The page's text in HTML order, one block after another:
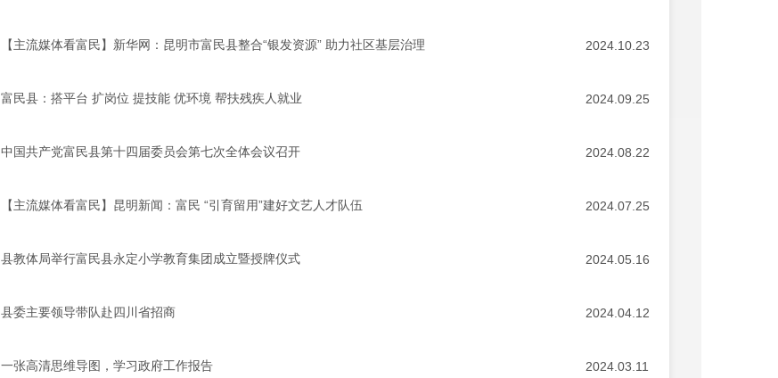
【主流媒体看富民】新华网：昆明市富民县整合“银发资源” 助力社区基层治理 2024.10.23
富民县：搭平台 扩岗位 提技能 优环境 帮扶残疾人就业 2024.09.25
中国共产党富民县第十四届委员会第七次全体会议召开 2024.08.22
【主流媒体看富民】昆明新闻：富民 “引育留用”建好文艺人才队伍 2024.07.25
县教体局举行富民县永定小学教育集团成立暨授牌仪式 2024.05.16
县委主要领导带队赴四川省招商 2024.04.12
一张高清思维导图，学习政府工作报告 2024.03.11